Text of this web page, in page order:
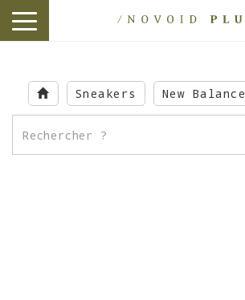
main
content
toggle
Sneakers New Balance